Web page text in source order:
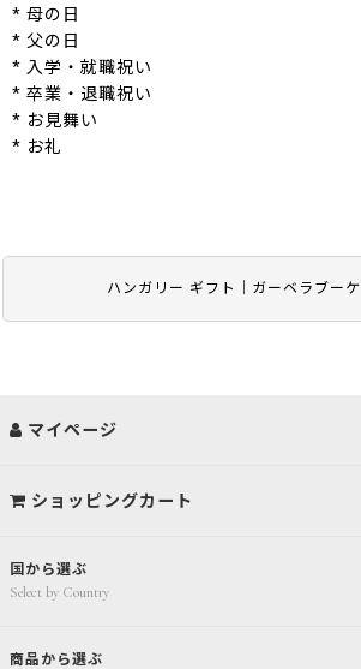
ハンガリー ギフト｜ガーベラブーケ
* 母の日
* 父の日
* 入学・就職祝い
* 卒業・退職祝い
* お見舞い
* お礼
国から選ぶ
Select by Country
商品から選ぶ
マイページ
ショッピングカート